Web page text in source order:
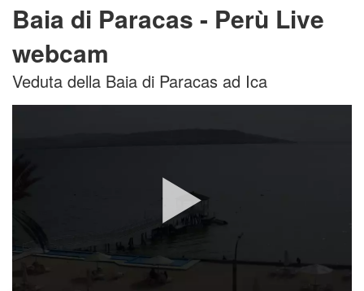
Baia di Paracas - Perù Live
webcam
Veduta della Baia di Paracas ad Ica